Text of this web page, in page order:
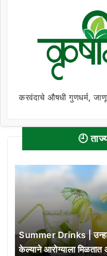
करवंदाचे औषधी गुणधर्म,
🕘
Summer Drinks |
केल्याने आरोग्याला